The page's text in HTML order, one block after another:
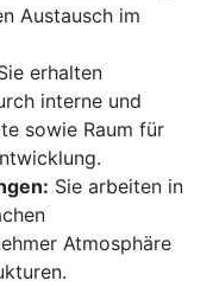
Austausch im
erhalten
interne und
sowie Raum für
Sie arbeiten in
Atmosphäre